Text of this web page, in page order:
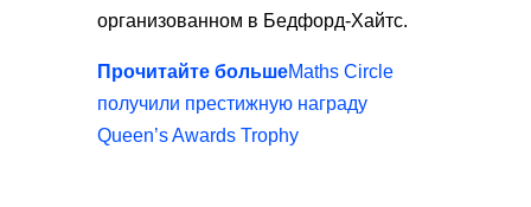
организованном в Бедфорд-Хайтс.
Прочитайте большеMaths Circle
получили престижную награду
Queen’s Awards Trophy